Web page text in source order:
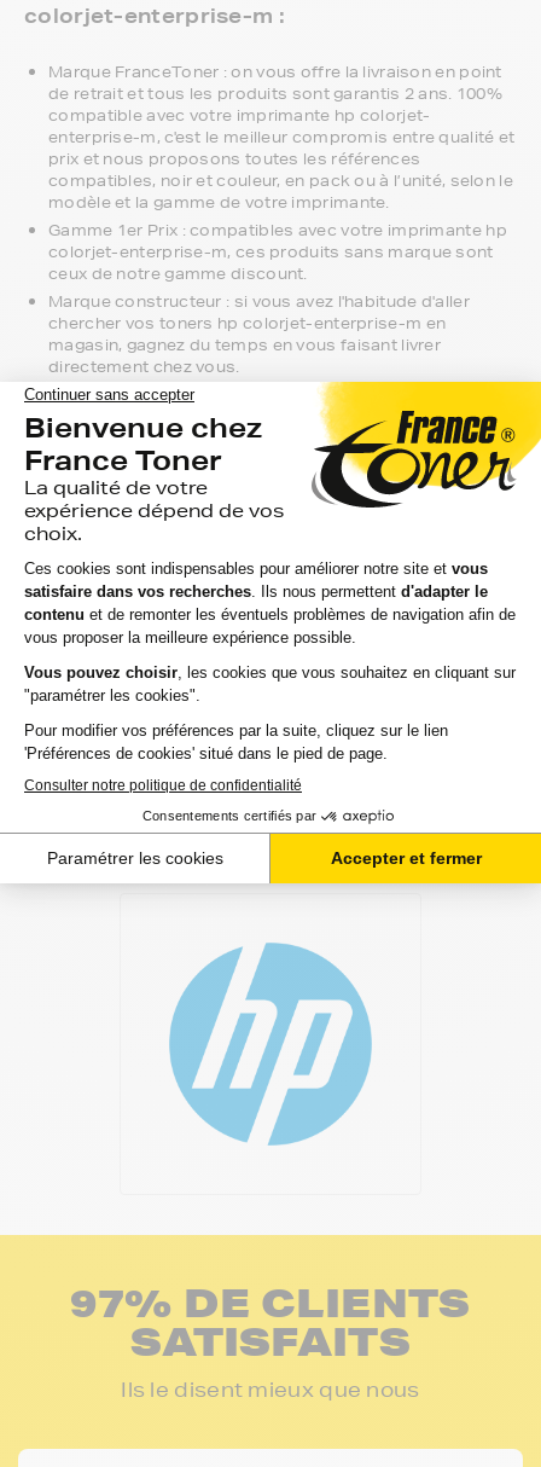
colorjet-enterprise-m :
Marque FranceToner : on vous offre la livraison en point
de retrait et tous les produits sont garantis 2 ans. 100%
compatible avec votre imprimante hp colorjet-
enterprise-m, c'est le meilleur compromis entre qualité et
prix et nous proposons toutes les références
compatibles, noir et couleur, en pack ou à l’unité, selon le
modèle et la gamme de votre imprimante.
Gamme 1er Prix : compatibles avec votre imprimante hp
colorjet-enterprise-m, ces produits sans marque sont
ceux de notre gamme discount.
Marque constructeur : si vous avez l'habitude d'aller
chercher vos toners hp colorjet-enterprise-m en
magasin, gagnez du temps en vous faisant livrer
directement chez vous.
Si vous avez la moindre question sur la
compatibilité de votre produit avec votre
imprimante hp colorjet-enterprise-m, nous
sommes à votre écoute.
Notre équipe de conseillers saura vous accompagner sur le
meilleur choix ou sur l'installation de vos toners. Ils sont
disponibles soit par message au sein de votre espace client
ou directement par téléphone.
Une fois votre choix effectué, votre paiement est effectué
de manière complètement sécurisée. Plusieurs moyens de
paiements sont proposés selon vos besoins.
Il ne reste plus à vos toners pour hp colorjet-enterprise-m
de quitter notre entrepôt. Vous saurez à tout moment où se
trouve votre commande grâce au lien de suivi que nous
vous mettons à disposition. Nous savons qu'un besoin de
toners est souvent assez urgent. C'est la raison pour
plus de 97%.
97% DE CLIENTS
SATISFAITS
Ils le disent mieux que nous